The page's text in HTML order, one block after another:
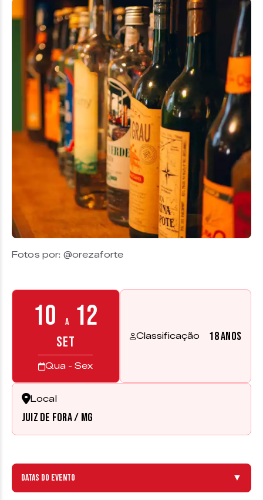
Fotos por: @orezaforte
10 a 12
SET
Qua - Sex
Classificação 18 anos
Local
Juiz de Fora / MG
Datas do evento ▼